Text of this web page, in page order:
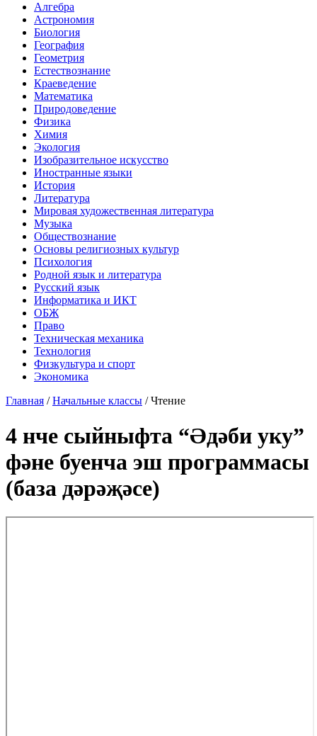
Алгебра
Астрономия
Биология
География
Геометрия
Естествознание
Краеведение
Математика
Природоведение
Физика
Химия
Экология
Изобразительное искусство
Иностранные языки
История
Литература
Мировая художественная литература
Музыка
Обществознание
Основы религиозных культур
Психология
Родной язык и литература
Русский язык
Информатика и ИКТ
ОБЖ
Право
Техническая механика
Технология
Физкультура и спорт
Экономика
Главная /Начальные классы /Чтение
4 нче сыйныфта “Әдәби уку”
фәне буенча эш программасы
(база дәрәҗәсе)